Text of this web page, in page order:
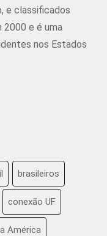
e classificados
2000 e é uma
nos Estados
brasileiros
conexão UF
América